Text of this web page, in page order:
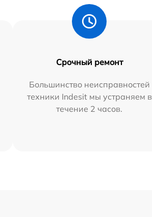
Срочный ремонт
Большинство неисправностей
техники Indesit мы устраняем в
течение 2 часов.